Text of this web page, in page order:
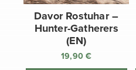
Davor Rostuhar –
Hunter-Gatherers
(EN)
19,90€